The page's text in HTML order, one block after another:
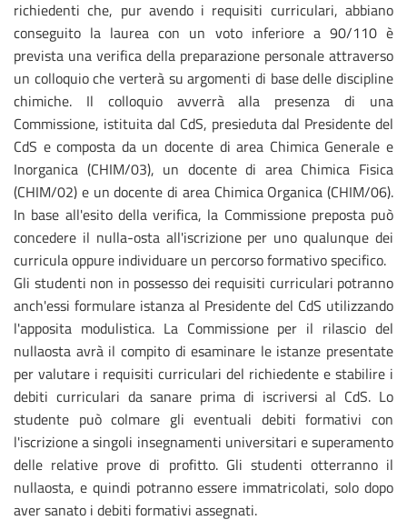
richiedenti che, pur avendo i requisiti curriculari, abbiano
conseguito la laurea con un voto inferiore a 90/110 è
prevista una verifica della preparazione personale attraverso
un colloquio che verterà su argomenti di base delle discipline
chimiche. Il colloquio avverrà alla presenza di una
Commissione, istituita dal CdS, presieduta dal Presidente del
CdS e composta da un docente di area Chimica Generale e
Inorganica (CHIM/03), un docente di area Chimica Fisica
(CHIM/02) e un docente di area Chimica Organica (CHIM/06).
In base all'esito della verifica, la Commissione preposta può
concedere il nulla-osta all'iscrizione per uno qualunque dei
curricula oppure individuare un percorso formativo specifico.
Gli studenti non in possesso dei requisiti curriculari potranno
anch'essi formulare istanza al Presidente del CdS utilizzando
l'apposita modulistica. La Commissione per il rilascio del
nullaosta avrà il compito di esaminare le istanze presentate
per valutare i requisiti curriculari del richiedente e stabilire i
debiti curriculari da sanare prima di iscriversi al CdS. Lo
studente può colmare gli eventuali debiti formativi con
l'iscrizione a singoli insegnamenti universitari e superamento
delle relative prove di profitto. Gli studenti otterranno il
nullaosta, e quindi potranno essere immatricolati, solo dopo
aver sanato i debiti formativi assegnati.